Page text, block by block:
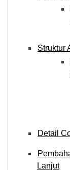
Struktur
Detail
Lanjut